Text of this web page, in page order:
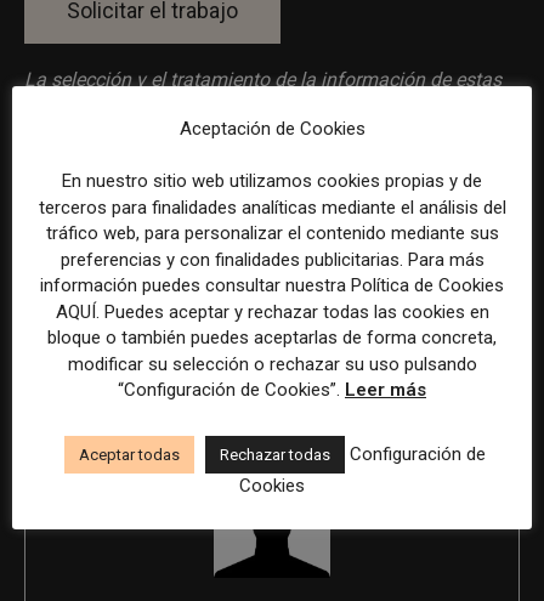
La selección y el tratamiento de la información de estas
de inteligencia artificial, siempre bajo supervisión
humana.
Previous article
Consultor/a de comunicación
en Oviedo
Next article
Redactor/a en Business
Insider en Madrid
Aceptación de Cookies
En nuestro sitio web utilizamos cookies propias y de
terceros para finalidades analíticas mediante el análisis del
tráfico web, para personalizar el contenido mediante sus
preferencias y con finalidades publicitarias. Para más
información puedes consultar nuestra Política de Cookies
AQUÍ. Puedes aceptar y rechazar todas las cookies en
bloque o también puedes aceptarlas de forma concreta,
modificar su selección o rechazar su uso pulsando
“Configuración de Cookies”. Leer más
Aceptar todas Rechazar todas
Configuración de
Cookies